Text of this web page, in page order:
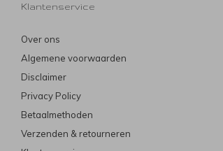
Klantenservice
Over ons
Algemene voorwaarden
Disclaimer
Privacy Policy
Betaalmethoden
Verzenden & retourneren